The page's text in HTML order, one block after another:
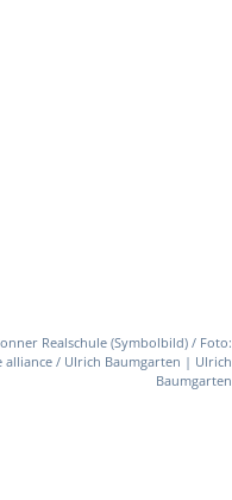
Realschule (Symbolbild) / Foto:
alliance / Ulrich Baumgarten | Ulrich
Baumgarten